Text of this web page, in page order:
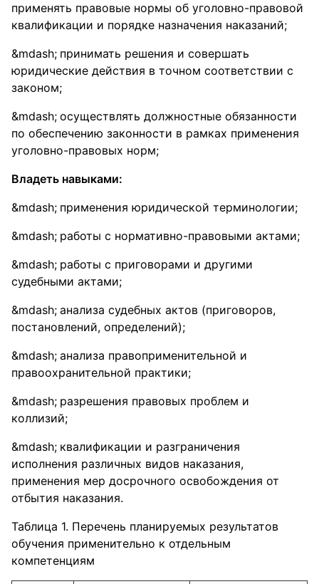
применять правовые нормы об уголовно-правовой
квалификации и порядке назначения наказаний;
принимать решения и совершать
юридические действия в точном соответствии с
законом;
осуществлять должностные обязанности
по обеспечению законности в рамках применения
уголовно-правовых норм;
Владеть навыками:
применения юридической терминологии;
работы с нормативно-правовыми актами;
работы с приговорами и другими
судебными актами;
анализа судебных актов (приговоров,
постановлений, определений);
анализа правоприменительной и
правоохранительной практики;
разрешения правовых проблем и
коллизий;
квалификации и разграничения
исполнения различных видов наказания,
применения мер досрочного освобождения от
отбытия наказания.
Таблица 1. Перечень планируемых результатов
обучения применительно к отдельным
компетенциям